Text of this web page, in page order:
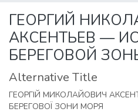
Statistics
ГЕОРГИЙ
АКСЕНТЬЕВ —
БЕРЕГОВОЙ
Alternative Title
ГЕОРГІЙ МИКОЛАЙОВИЧ
БЕРЕГОВОЇ ЗОНИ МОРЯ